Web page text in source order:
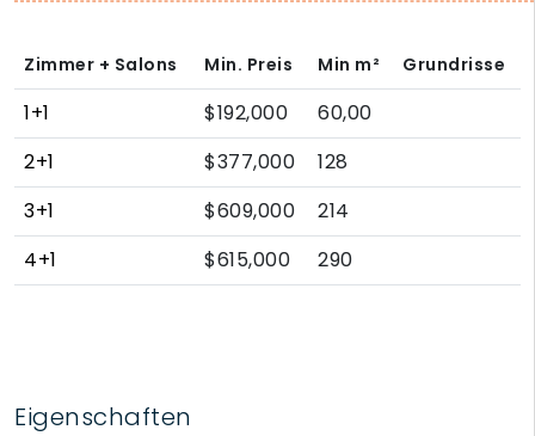
Zimmer + Salons Min. Preis Min m² Grundrisse
1+1 $192,000
60,00
2+1
$377,000
128
3+1
$609,000
214
4+1
$615,000 290
Eigenschaften